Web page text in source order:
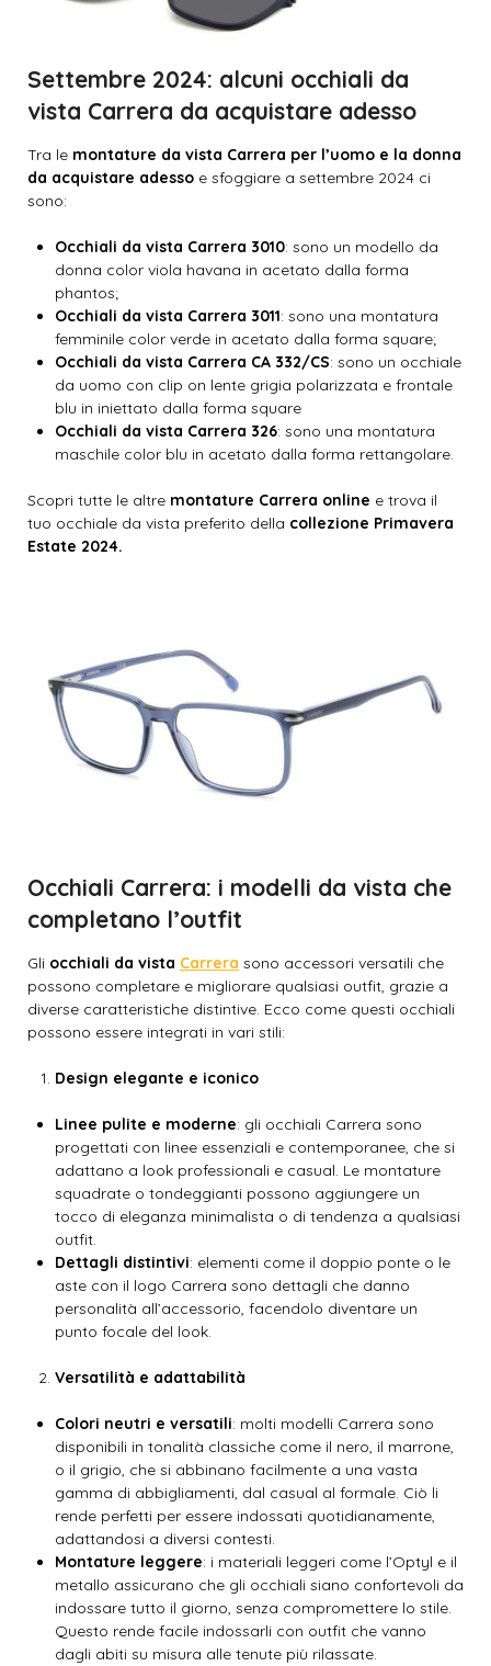
Settembre 2024: alcuni occhiali da
vista Carrera da acquistare adesso
Tra le montature da vista Carrera per l’uomo e la donna
da acquistare adesso e sfoggiare a settembre 2024 ci
sono:
Occhiali da vista Carrera 3010: sono un modello da
donna color viola havana in acetato dalla forma
phantos;
Occhiali da vista Carrera 3011: sono una montatura
femminile color verde in acetato dalla forma square;
Occhiali da vista Carrera CA 332/CS: sono un occhiale
da uomo con clip on lente grigia polarizzata e frontale
blu in iniettato dalla forma square
Occhiali da vista Carrera 326: sono una montatura
maschile color blu in acetato dalla forma rettangolare.
Scopri tutte le altre montature Carrera online e trova il
tuo occhiale da vista preferito della collezione Primavera
Estate 2024.
Occhiali Carrera: i modelli da vista che
completano l’outfit
Gli occhiali da vista Carrera sono accessori versatili che
possono completare e migliorare qualsiasi outfit, grazie a
diverse caratteristiche distintive. Ecco come questi occhiali
possono essere integrati in vari stili:
Design elegante e iconico
Linee pulite e moderne: gli occhiali Carrera sono
progettati con linee essenziali e contemporanee, che si
adattano a look professionali e casual. Le montature
squadrate o tondeggianti possono aggiungere un
tocco di eleganza minimalista o di tendenza a qualsiasi
outfit.
Dettagli distintivi: elementi come il doppio ponte o le
aste con il logo Carrera sono dettagli che danno
personalità all’accessorio, facendolo diventare un
punto focale del look.
Versatilità e adattabilità
Colori neutri e versatili: molti modelli Carrera sono
disponibili in tonalità classiche come il nero, il marrone,
o il grigio, che si abbinano facilmente a una vasta
gamma di abbigliamenti, dal casual al formale. Ciò li
rende perfetti per essere indossati quotidianamente,
adattandosi a diversi contesti.
Montature leggere: i materiali leggeri come l’Optyl e il
metallo assicurano che gli occhiali siano confortevoli da
indossare tutto il giorno, senza compromettere lo stile.
Questo rende facile indossarli con outfit che vanno
dagli abiti su misura alle tenute più rilassate.